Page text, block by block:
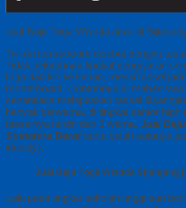
Jual Baju Toga Wisuda anak di Sijunjung
Tali di mortarboard disebut dengan
Tidak seluruhnya tingkat pengajaran
toga dari kiri ke kanan, meski tassel
mortarboard. Contohnya di
senantiasa melepaskan tassel
banyak berwarna, di tingkat senior high
tasselnya terdiri dari 3 warna, Jual
Sumatera Baratserta salah satunya
identity).
Jual Baju Toga Wisuda Sijunjung
Lalu pada tingkat sekolah tinggi pun